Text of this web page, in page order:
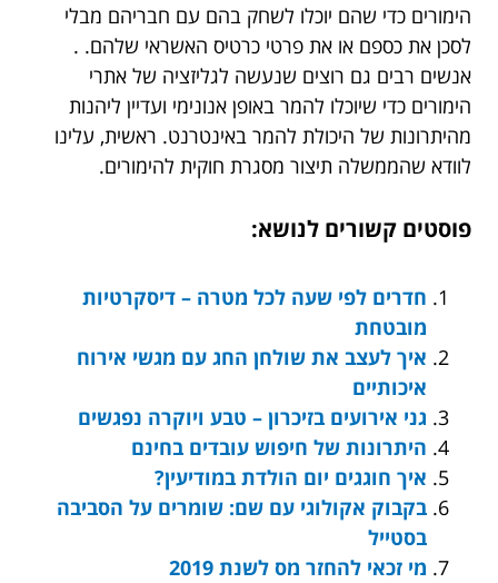
הימורים כדי שהם יוכלו לשחק בהם עם חבריהם מבלי
לסכן את כספם או את פרטי כרטיס האשראי שלהם. .
אנשים רבים גם רוצים שנעשה לגליזציה של אתרי
הימורים כדי שיוכלו להמר באופן אנונימי ועדיין ליהנות
מהיתרונות של היכולת להמר באינטרנט. ראשית, עלינו
לוודא שהממשלה תיצור מסגרת חוקית להימורים.
פוסטים קשורים לנושא:
חדרים לפי שעה לכל מטרה – דיסקרטיות
מובטחת
איך לעצב את שולחן החג עם מגשי אירוח
איכותיים
גני אירועים בזיכרון – טבע ויוקרה נפגשים
היתרונות של חיפוש עובדים בחינם
איך חוגגים יום הולדת במודיעין?
בקבוק אקולוגי עם שם: שומרים על הסביבה
בסטייל
מי זכאי להחזר מס לשנת 2019